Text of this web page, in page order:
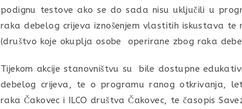
podignu testove ako se do sada nisu uključili u
raka debelog crijeva iznošenjem vlastitih iskustava
(društvo koje okuplja osobe operirane zbog raka
Tijekom akcije stanovništvu su bile dostupne
debelog crijeva, te o programu ranog otkrivanja,
raka Čakovec i ILCO društva Čakovec, te časopis